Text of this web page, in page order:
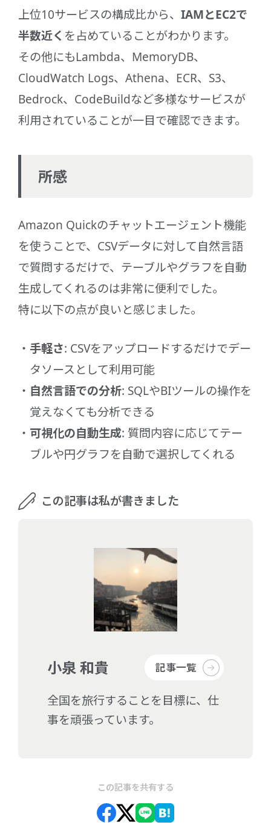
上位10サービスの構成比から、 IAMとEC2で
半数近く を占めていることがわかります。
その他にもLambda、MemoryDB、
CloudWatch Logs、Athena、ECR、S3、
Bedrock、CodeBuildなど多様なサービスが
利用されていることが一目で確認できます。
所感
Amazon Quickのチャットエージェント機能
を使うことで、CSVデータに対して自然言語
で質問するだけで、テーブルやグラフを自動
生成してくれるのは非常に便利でした。
特に以下の点が良いと感じました。
手軽さ: CSVをアップロードするだけでデー
タソースとして利用可能
自然言語での分析: SQLやBIツールの操作を
覚えなくても分析できる
可視化の自動生成: 質問内容に応じてテー
ブルや円グラフを自動で選択してくれる
この記事は私が書きました
小泉 和貴 記事一覧
全国を旅行することを目標に、仕
事を頑張っています。
この記事を共有する